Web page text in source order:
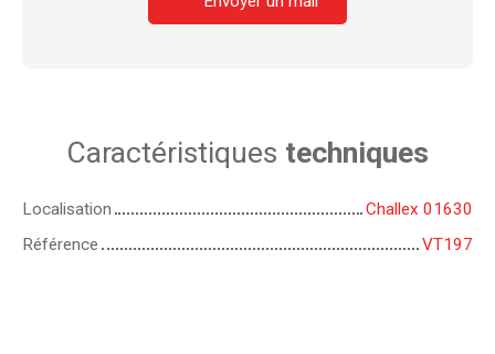
Caractéristiques techniques
Localisation
Challex 01630
Référence
VT197